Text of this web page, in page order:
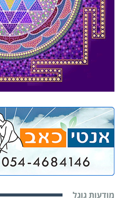
מודעות גוגל